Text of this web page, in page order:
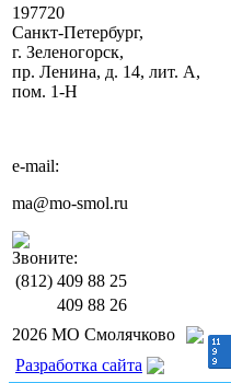
197720
Санкт-Петербург,
г. Зеленогорск,
пр. Ленина, д. 14, лит. А,
пом. 1-Н
e-mail:
ma@mo-smol.ru
Звоните:
(812) 409 88 25
409 88 26
2026 МО Смолячково
Разработка сайта